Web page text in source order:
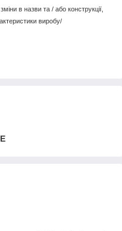
в назви та / або конструкції,
виробу/